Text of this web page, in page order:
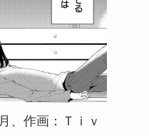
、作画：Ｔｉｖ